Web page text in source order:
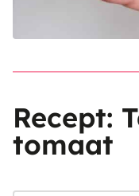
Recept:
tomaat